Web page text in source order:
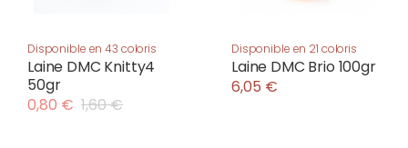
Disponible en 43 coloris
Laine DMC Knitty4
50gr
0,80 € 1,60 €
Disponible en 21 coloris
Laine DMC Brio 100gr
6,05 €